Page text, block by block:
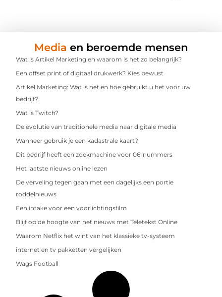
Media en beroemde mensen
Wat is Artikel Marketing en waarom is het zo belangrijk?
Een offset print of digitaal drukwerk? Kies bewust
Artikel Marketing: Wat is het en hoe gebruikt u het voor uw
bedrijf?
Wat is Twitch?
De evolutie van traditionele media naar digitale media
Wanneer gebruik je een kadastrale kaart?
Dit bedrijf heeft een zoekmachine voor 06-nummers
Het laatste nieuws online lezen
De verveling tegen gaan met een dagelijks een portie
roddelnieuws
Een intake voor een voorlichtingsfilm
Blijf op de hoogte van het nieuws met Teletekst Online
Waarom Netflix het wint van het klassieke tv-systeem
internet en tv pakketten vergelijken
Wags Football